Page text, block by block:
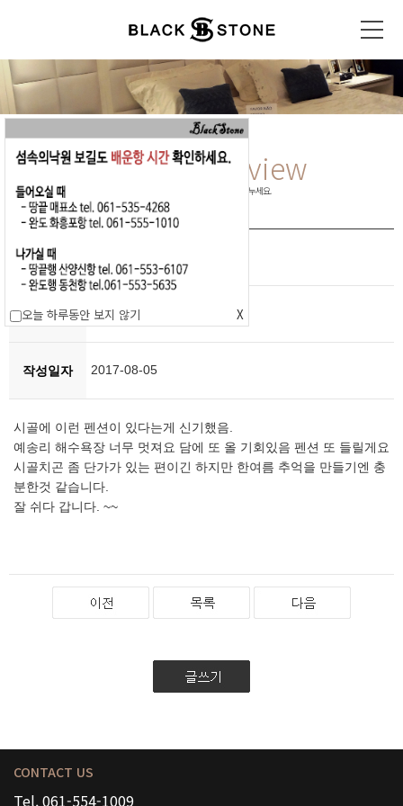
오늘 하루동안 보지 않기 X
PensionReview
행복했던 추억을 다른 분들과 함께 나누세요.
작성자
제목 잘 쉬다 갑니다.
작성일자 2017-08-05
시골에 이런 펜션이 있다는게 신기했음.
예송리 해수욕장 너무 멋져요 담에 또 올 기회있음 펜션 또 들릴게요
시골치곤 좀 단가가 있는 편이긴 하지만 한여름 추억을 만들기엔 충
분한것 같습니다.
잘 쉬다 갑니다. ~~
CONTACT US
Tel. 061-554-1009